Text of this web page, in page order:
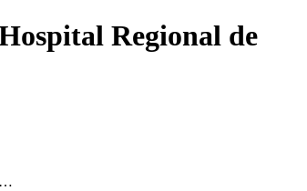
Regional de